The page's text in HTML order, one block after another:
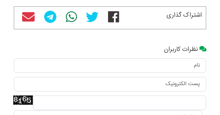
اشتراک گذاری
نظرات کاربران